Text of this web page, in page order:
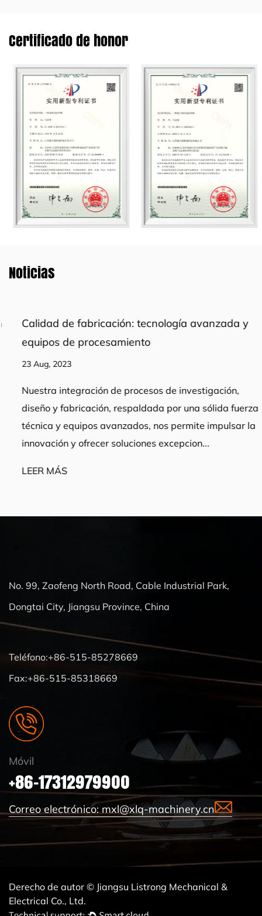
Certificado de honor
Noticias
Calidad de fabricación: tecnología avanzada y
equipos de procesamiento
23 Aug, 2023
Nuestra integración de procesos de investigación,
diseño y fabricación, respaldada por una sólida fuerza
técnica y equipos avanzados, nos permite impulsar la
innovación y ofrecer soluciones excepcion...
LEER MÁS
No. 99, Zaofeng North Road, Cable Industrial Park,
Dongtai City, Jiangsu Province, China
Teléfono:+86-515-85278669
Fax:+86-515-85318669
Móvil
+86-17312979900
Correo electrónico:mxl@xlq-machinery.cn
Derecho de autor © Jiangsu Listrong Mechanical &
Electrical Co., Ltd.